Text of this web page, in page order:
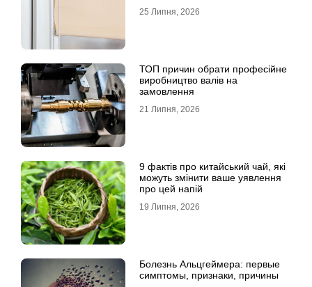
25 Липня, 2026
ТОП причин обрати професійне
виробництво валів на
замовлення
21 Липня, 2026
9 фактів про китайський чай, які
можуть змінити ваше уявлення
про цей напій
19 Липня, 2026
Болезнь Альцгеймера: первые
симптомы, признаки, причины